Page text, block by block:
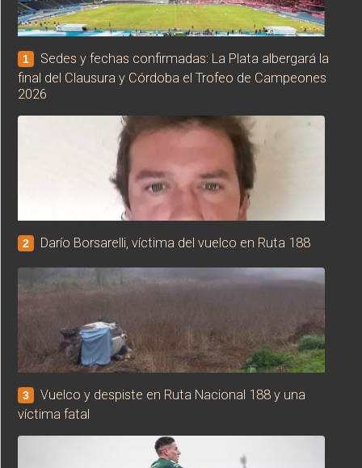
1
Sedes y fechas confirmadas: La Plata albergará la
final del Clausura y Córdoba el Trofeo de Campeones
2026
2 Darío Borsarelli, víctima del vuelco en Ruta 188
3
Vuelco y despiste en Ruta Nacional 188 y una
víctima fatal